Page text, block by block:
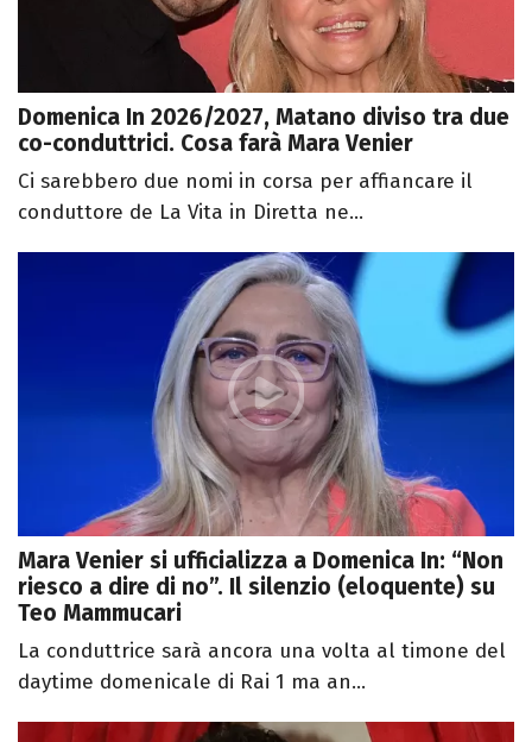
Domenica In 2026/2027, Matano diviso tra due
co-conduttrici. Cosa farà Mara Venier
Ci sarebbero due nomi in corsa per affiancare il
conduttore de La Vita in Diretta ne...
Mara Venier si ufficializza a Domenica In: “Non
riesco a dire di no”. Il silenzio (eloquente) su
Teo Mammucari
La conduttrice sarà ancora una volta al timone del
daytime domenicale di Rai 1 ma an...